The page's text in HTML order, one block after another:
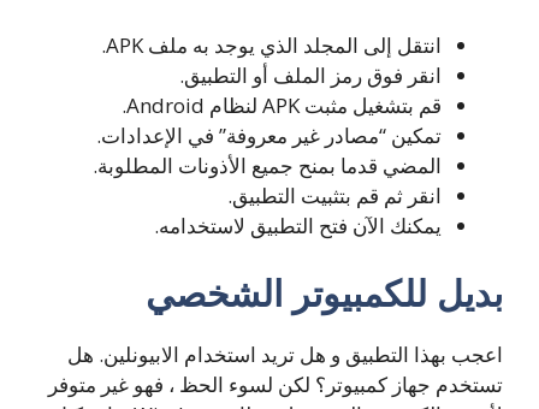
انتقل إلى المجلد الذي يوجد به ملف APK.
انقر فوق رمز الملف أو التطبيق.
قم بتشغيل مثبت APK لنظام Android.
تمكين “مصادر غير معروفة” في الإعدادات.
المضي قدما بمنح جميع الأذونات المطلوبة.
انقر ثم قم بتثبيت التطبيق.
يمكنك الآن فتح التطبيق لاستخدامه.
بديل للكمبيوتر الشخصي
اعجب بهذا التطبيق و هل تريد استخدام الابيونلين. هل
تستخدم جهاز كمبيوتر؟ لكن لسوء الحظ ، فهو غير متوفر